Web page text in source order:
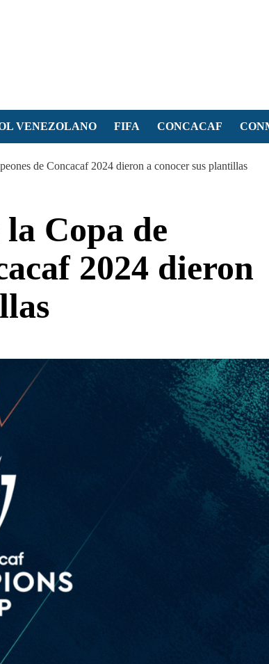
VENEZOLANO FIFA CONCACAF
de Concacaf 2024 dieron a conocer sus plantillas
Copa de
2024 dieron